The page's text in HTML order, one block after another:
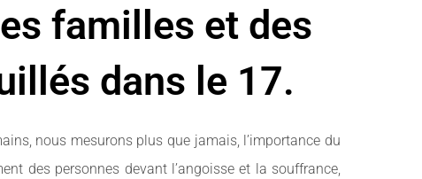
familles et des
dans le 17.
nous mesurons plus que jamais, l’importance du
des personnes devant l’angoisse et la souffrance,